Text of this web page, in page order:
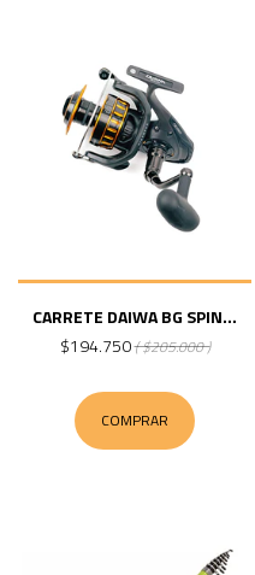
CARRETE DAIWA BG SPIN...
$194.750( $205.000 )
COMPRAR